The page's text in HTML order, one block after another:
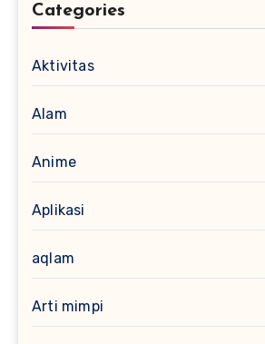
Categories
Aktivitas
Alam
Anime
Aplikasi
aqlam
Arti mimpi